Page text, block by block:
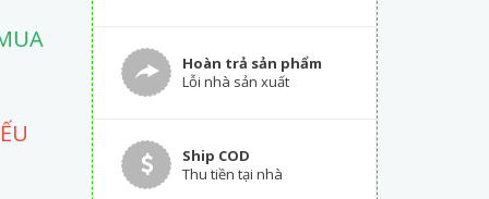
Hoàn trả sản phẩm
Lỗi nhà sản xuất
Ship COD
Thu tiền tại nhà